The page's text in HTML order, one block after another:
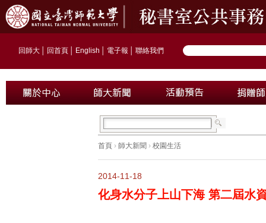
回師大 回首頁 English 電子報 聯絡我們
首頁 › 師大新聞 › 校園生活
2014-11-18
化身水分子上山下海 第二屆水